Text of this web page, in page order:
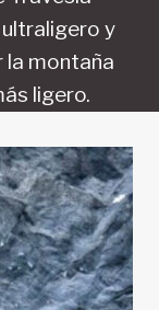
y
la montaña
ligero.